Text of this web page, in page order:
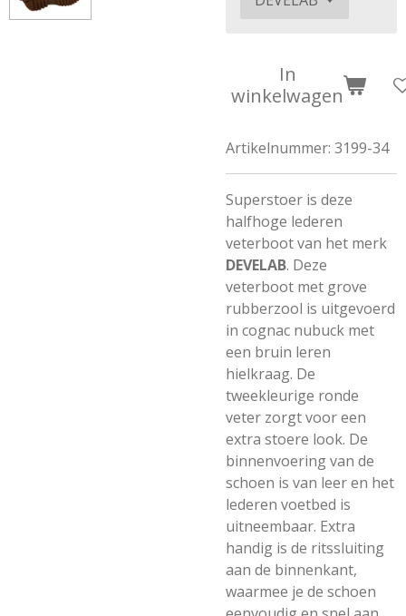
In
winkelwagen
Artikelnummer: 3199-34
Superstoer is deze
halfhoge lederen
veterboot van het merk
DEVELAB. Deze
veterboot met grove
rubberzool is uitgevoerd
in cognac nubuck met
een bruin leren
hielkraag. De
tweekleurige ronde
veter zorgt voor een
extra stoere look. De
binnenvoering van de
schoen is van leer en het
lederen voetbed is
uitneembaar. Extra
handig is de ritssluiting
aan de binnenkant,
waarmee je de schoen